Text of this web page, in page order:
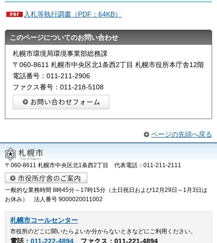
入札等執行調書（PDF：64KB）
このページについてのお問い合わせ
札幌市環境局環境事業部総務課
〒060-8611 札幌市中央区北1条西2丁目 札幌市役所本庁舎12階
電話番号：011-211-2906
ファクス番号：011-218-5108
ページの先頭へ戻る
〒060-8611 札幌市中央区北1条西2丁目 代表電話：011-211-2111
一般的な業務時間 8時45分～17時15分（土日祝日および12月29日～1月3日は
お休み） 法人番号 9000020011002
札幌市コールセンター
市役所のどこに聞いたらよいか分からないときなどにご利用ください。
電話： 011-222-4894 ファクス：011-221-4894